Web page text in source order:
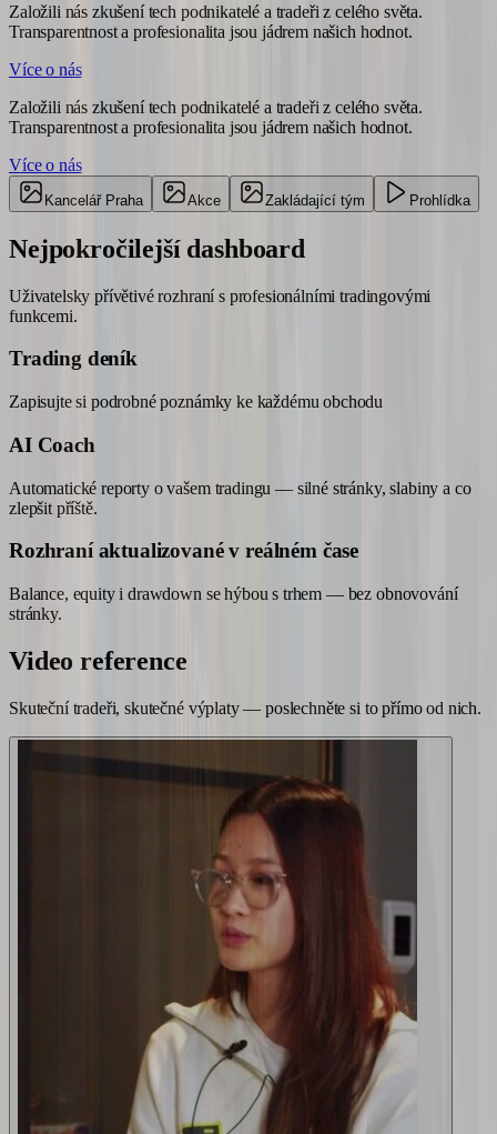
Založili nás zkušení tech podnikatelé a tradeři z celého světa.
Transparentnost a profesionalita jsou jádrem našich hodnot.
Více o nás
Založili nás zkušení tech podnikatelé a tradeři z celého světa.
Transparentnost a profesionalita jsou jádrem našich hodnot.
Více o nás
Kancelář Praha Akce Zakládající tým Prohlídka
Nejpokročilejší dashboard
Uživatelsky přívětivé rozhraní s profesionálními tradingovými
funkcemi.
Trading deník
Zapisujte si podrobné poznámky ke každému obchodu
AI Coach
Automatické reporty o vašem tradingu — silné stránky, slabiny a co
zlepšit příště.
Rozhraní aktualizované v reálném čase
Balance, equity i drawdown se hýbou s trhem — bez obnovování
stránky.
Video reference
Skuteční tradeři, skutečné výplaty — poslechněte si to přímo od nich.